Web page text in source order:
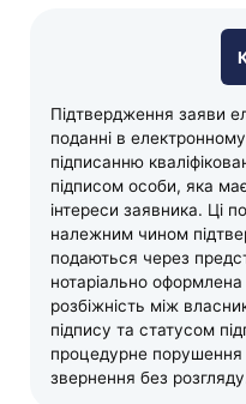
Підтвердження заяви
поданні в
підписанню
підписом особи, яка
інтереси заявника. Ці
належним чином
подаються через
нотаріально оформлена
розбіжність між
підпису та статусом
процедурне порушення
звернення без